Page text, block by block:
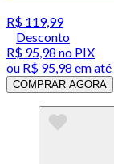
R$ 119,99
Desconto
R$ 95,98 no PIX
ou R$ 95,98 em até
COMPRAR AGORA